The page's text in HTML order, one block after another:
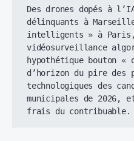
Des drones dopés à
délinquants à
intelligents » à Paris,
vidéosurveillance
hypothétique bouton «
d’horizon du pire des
technologiques des
municipales de 2026,
frais du contribuable.